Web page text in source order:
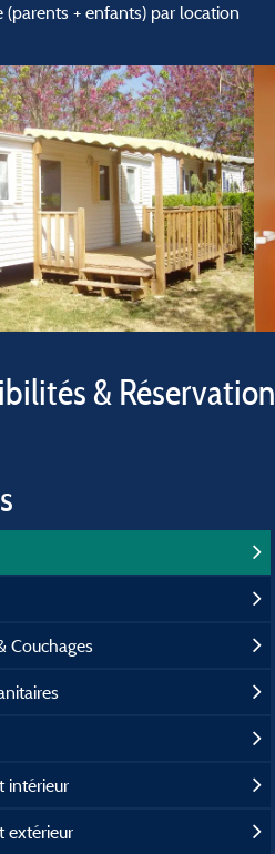
+ enfants) par location
& Réservation
Couchages
intérieur
extérieur